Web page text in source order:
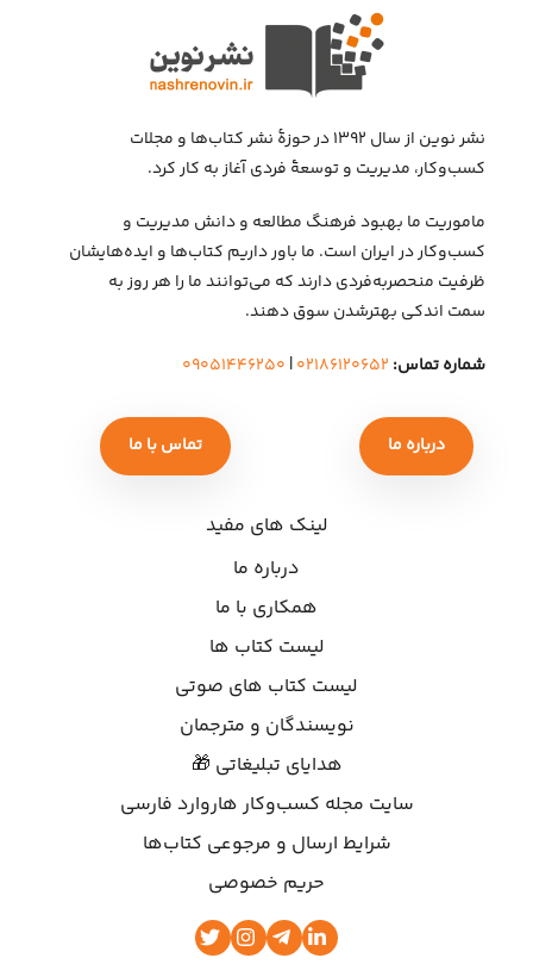
نشر نوین از سال ۱۳۹۲ در حوزهٔ نشر کتاب‌ها و مجلات
کسب‌وکار، مدیریت و توسعهٔ فردی آغاز به کار کرد.
ماموریت ما بهبود فرهنگ مطالعه و دانش مدیریت و
کسب‌وکار در ایران است. ما باور داریم کتاب‌ها و ایده‌هایشان
ظرفیت منحصربه‌فردی دارند که می‌توانند ما را هر روز به
سمت اندکی بهتر‌شدن سوق دهند.
شماره تماس: ۰۲۱۸۶۱۲۰۶۵۲| ۰۹۰۵۱۴۴۶۲۵۰
درباره ما تماس با ما
لینک های مفید
درباره ما
همکاری با ما
لیست کتاب ها
لیست کتاب های صوتی
نویسندگان و مترجمان
هدایای تبلیغاتی 🎁
سایت مجله کسب‌وکار هاروارد فارسی
شرایط ارسال و مرجوعی کتاب‌ها
حریم خصوصی